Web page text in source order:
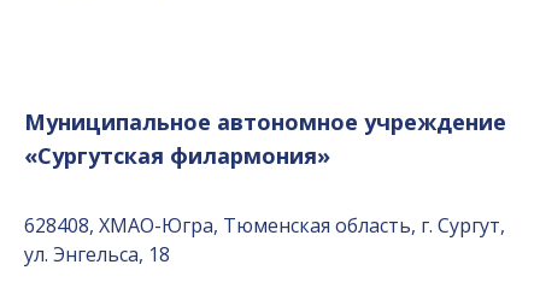
Муниципальное автономное учреждение
«Сургутская филармония»
628408, ХМАО-Югра, Тюменская область, г. Сургут,
ул. Энгельса, 18